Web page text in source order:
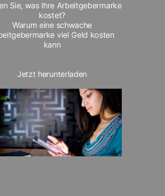
Sie, was Ihre Arbeitgebermarke
kostet?
Warum eine schwache
viel Geld kosten
kann
Jetzt herunterladen